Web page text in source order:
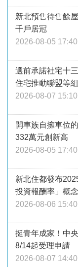
新北預售待售餘
千戶居冠
2026-08-05 17:40
選前承諾社宅十
住宅推動聯盟等
2026-08-07 15:10
開車族自擁車位
332萬元創新高
2026-08-05 17:40
新北住都發布
投資報酬率」概念
2026-08-06 15:40
挺青年成家！中
8/14起受理申請
2026-08-07 14:40